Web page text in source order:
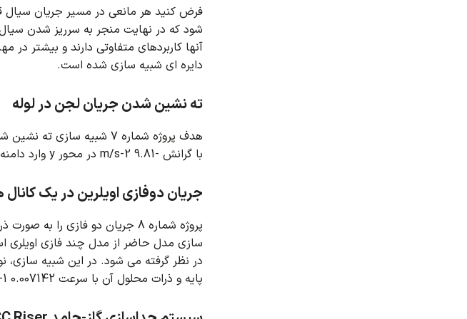
فرض کنید هر مانعی در مسیر جریان سیال
شود که در نهایت منجر به سرریز شدن
آنها کاربردهای متفاوتی دارند و بیشتر در
دایره ای شبیه سازی شده است.
ته نشین شدن جریان لجن در لوله
هدف پروژه شماره 7 شبیه سازی ته نشین شدن جریان لجن در لوله است.
با گرانش -9.81 m/s-2 در محور y وارد دامنه محاسباتی شده است.
جریان دوفازی اویلرین در یک کانال
پروژه شماره 8 جریان دو فازی را به صورت ذرات محلول در یک سیال معین در کانالی با ساختار همگرا-واگرا شبیه سازی کرده است.
سازی مدل حاضر از مدل چند فازی اویلری
در نظر گرفته می شود. در این شبیه سازی، نوع
پایه و ذرات محلول آن با سرعت 0.007142 m.s-1 وارد این کانال شده است.